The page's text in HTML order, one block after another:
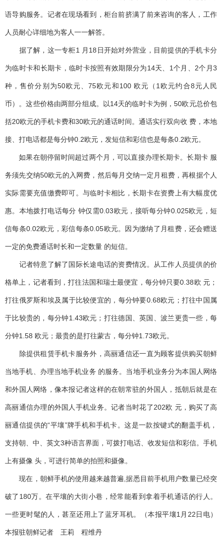
语导购服务。记者在现场看到，柜台前挤满了前来咨询的客人，工作
人员耐心详细地为客人一一解答。
据了解，这一专柜1 月18日开始对外营业，目前提供的手机卡分
为临时卡和长期卡，临时卡按照有效期限分为14天、1个月、2个月3
种，售价分别为50欧元、75欧元和100 欧元（1欧元约合8元人民
币）。这些价格由两部分组成。以14天的临时卡为例，50欧元总价包
括20欧元的手机卡费和30欧元的通话时间。通话实行双向收 费，本地
接、打电话都是每分钟0.2欧元，发短信和彩信也是每条0.2欧元。
如果在朝停留时间超过两个月，可以直接办理长期卡。长期卡 服
务须先交纳50欧元的入网费，然后每月交纳一定月租费，再根据个人
实际需要充值缴费即可。与临时卡相比，长期卡在资费上有大幅度优
惠。本地拨打电话每分 钟仅需0.03欧元，接听每分钟0.025欧元，短
信每条0.02欧元，彩信每条0.05欧元。因为缴纳了月租费，还会赠送
一定的免费通话时长和一定数量 的短信。
记者特意了解了国际长途电话的资费情况。从工作人员提供的价
格单上，记者看到，打往法国和瑞士最便宜，每分钟只要0.38欧 元；
打往俄罗斯和埃及属于比较便宜的，每分钟要0.68欧元；打往中国属
于比较贵的，每分钟1.43欧元；打往德国、英国、波兰更贵一些，每
分钟1.58 欧元；最贵的是打往蒙古，每分钟1.73欧元。
除提供租赁手机卡服务外，高丽通信还一直为顾客提供购买朝鲜
当地手机、办理当地手机业务 的服务。当地手机业务分为本国人网络
和外国人网络，像本报记者这样的在朝常驻的外国人，抵朝后就是在
高丽通信办理的外国人手机业务。记者当时花了202欧 元，购买了高
丽通信提供的“平壤”牌手机和手机卡。这是一款按键式的翻盖手机，
支持朝、中、英文3种语言界面，可拨打电话、收发短信和彩信。手机
上有摄像 头，可进行简单的拍照和摄像。
现在，朝鲜手机的使用越来越普遍,据悉目前手机用户数量已经突
破了180万。在平壤的大街小巷，经常能看到拿着手机通话的行人。
一些更时髦的人，甚至还用上了蓝牙耳机。（本报平壤1月22日电）
本报驻朝鲜记者 王莉 程维丹